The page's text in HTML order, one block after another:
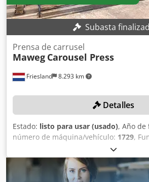
Subasta
Friesland 8.293 km
Prensa de carrusel
Maweg Carousel Press
Detalles
Estado: listo para usar (usado), Año de
número de máquina/vehículo: 1729,
, peso en vacío:
de la pieza (máx.):5.500 mm, altura de
, Equipamiento:Marcado CE, La
oferta obliga a la recogida dentro del